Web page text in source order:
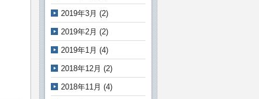
2019年3月 (2)
2019年2月 (2)
2019年1月 (4)
2018年12月 (2)
2018年11月 (4)